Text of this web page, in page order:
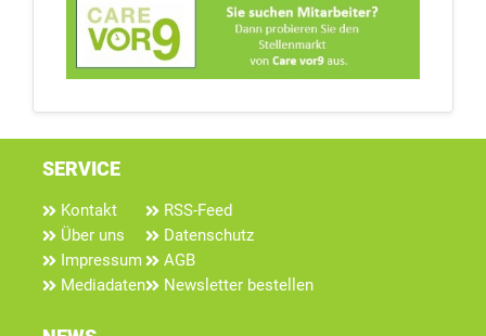
SERVICE
Kontakt
Über uns
Impressum
Mediadaten
RSS-Feed
Datenschutz
AGB
Newsletter bestellen